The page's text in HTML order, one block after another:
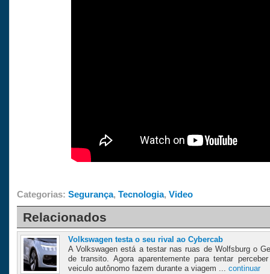
Categorias: Segurança, Tecnologia, Video
Relacionados
Volkswagen testa o seu rival ao Cybercab
A Volkswagen está a testar nas ruas de Wolfsburg o
de transito. Agora aparentemente para tentar
veiculo autônomo fazem durante a viagem ... continuar